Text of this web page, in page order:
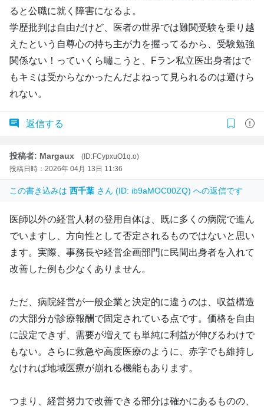
ると公職に就く障害になるよ。
学歴批判は自由だけど、医者の世界では難関受験を乗り越
えたという自尊心の持ち主が力を握ってるから、受験勉強
関係ない！っていくら嘯こうと、Fラン私立医出身者はで
もキミは受からなかったんだよねって見られるのは避けら
れない。
返信する
投稿者: Margaux
(ID:FCypxuO1q.o)
投稿日時：2026年 04月 13日 11:36
この書き込みは 西千葉 さん (ID: ib9aMOC00ZQ) への返信です
医師以外の経営人材の登用自体は、既に多くの病院で進ん
でいますし、方向性として否定されるものではないと思い
ます。実際、事務長や経営企画部門に民間出身者を入れて
改善した例も少なくありません。
ただ、病院経営が一般企業と決定的に違うのは、収益構造
の大部分が診療報酬で固定されている点です。価格を自由
に設定できず、需要が増えても単純に利益が伸びるわけで
もない。さらに救急や高度医療のように、赤字でも維持し
なければ地域医療が崩れる機能もあります。
つまり、経営努力で改善できる部分は確かにあるものの、